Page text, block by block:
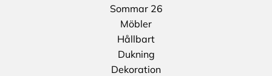
Sommar 26
Möbler
Hållbart
Dukning
Dekoration